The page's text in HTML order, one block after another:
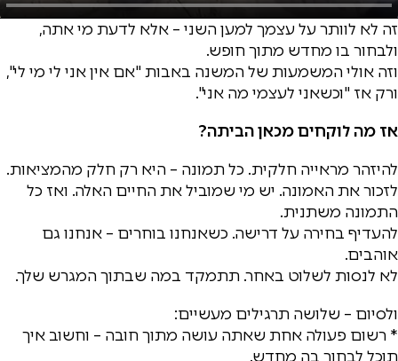
זה לא לוותר על עצמך למען השני – אלא לדעת מי אתה,
ולבחור בו מחדש מתוך חופש.
וזה אולי המשמעות של המשנה באבות "אם אין אני לי מי לי",
ורק אז "וכשאני לעצמי מה אני".
אז מה לוקחים מכאן הביתה?
להיזהר מראייה חלקית. כל תמונה – היא רק חלק מהמציאות.
לזכור את האמונה. יש מי שמוביל את החיים האלה. ואז כל
התמונה משתנית.
להעדיף בחירה על דרישה. כשאנחנו בוחרים – אנחנו גם
אוהבים.
לא לנסות לשלוט באחר. תתמקד במה שבתוך המגרש שלך.
ולסיום – שלושה תרגילים מעשיים:
* רשום פעולה אחת שאתה עושה מתוך חובה – וחשוב איך
תוכל לבחור בה מחדש.